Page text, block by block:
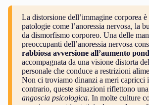
La distorsione dell’immagine corporea è
patologie come l’anoressia nervosa, la
da dismorfismo corporeo. Una delle
preoccupanti dell’anoressia nervosa
rabbiosa avversione all’aumento
accompagnata da una visione distorta
personale che conduce a restrizioni
Non ci troviamo dinanzi a meri capricci
contrario, queste situazioni riflettono
angoscia psicologica. In molte culture